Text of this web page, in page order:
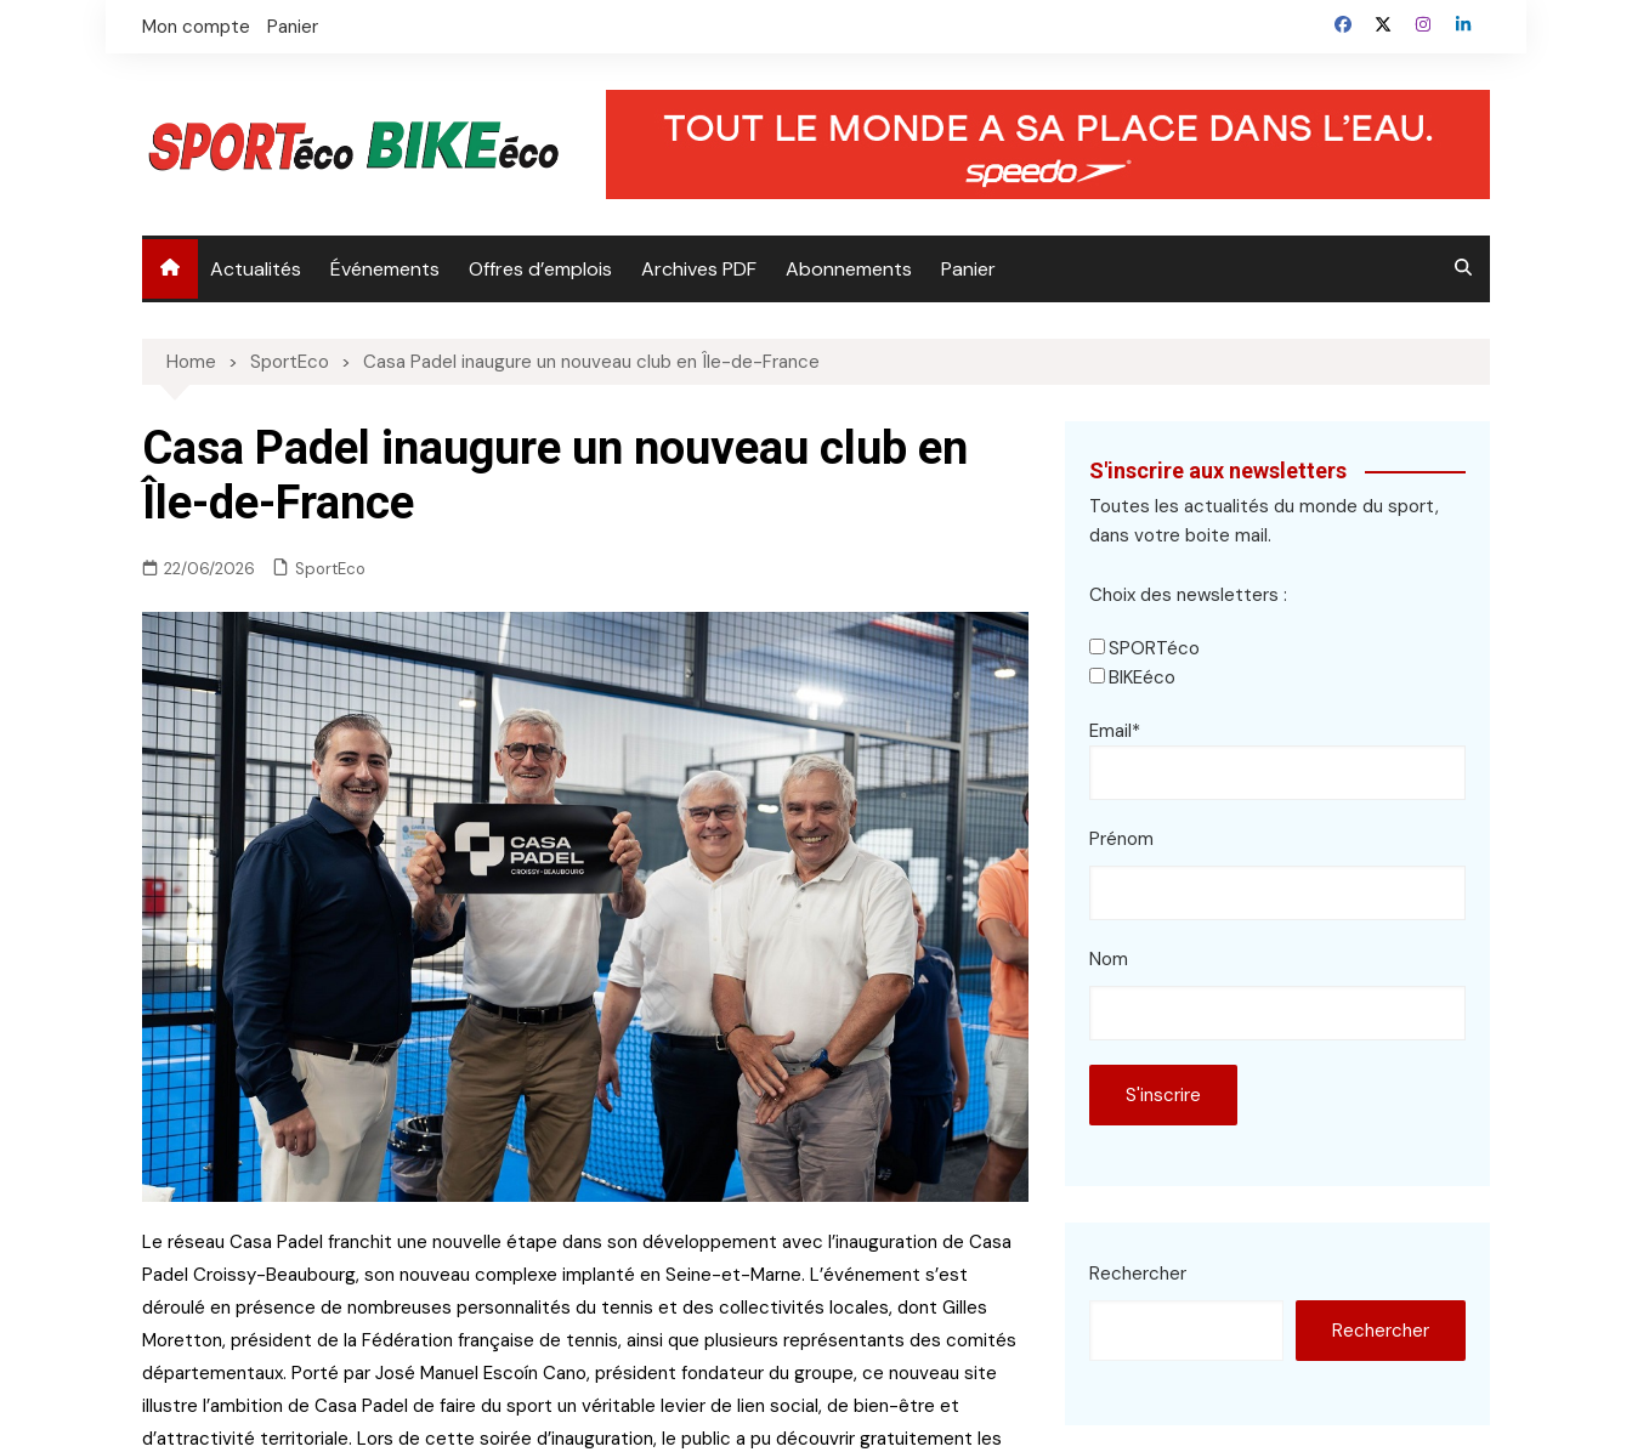
Mon compte Panier
Actualités Événements Offres d’emplois Archives PDF Abonnements Panier
Home SportEco Casa Padel inaugure un nouveau club en Île-de-France
Casa Padel inaugure un nouveau club en
Île-de-France
22/06/2026 SportEco
Le réseau Casa Padel franchit une nouvelle étape dans son développement avec l’inauguration de Casa
Padel Croissy-Beaubourg, son nouveau complexe implanté en Seine-et-Marne. L’événement s’est
déroulé en présence de nombreuses personnalités du tennis et des collectivités locales, dont Gilles
Moretton, président de la Fédération française de tennis, ainsi que plusieurs représentants des comités
départementaux. Porté par José Manuel Escoín Cano, président fondateur du groupe, ce nouveau site
illustre l’ambition de Casa Padel de faire du sport un véritable levier de lien social, de bien-être et
d’attractivité territoriale. Lors de cette soirée d’inauguration, le public a pu découvrir gratuitement les
S'inscrire aux newsletters
Toutes les actualités du monde du sport,
dans votre boite mail.
Choix des newsletters :
SPORTéco
BIKEéco
Email*
Prénom
Nom
Rechercher
Rechercher